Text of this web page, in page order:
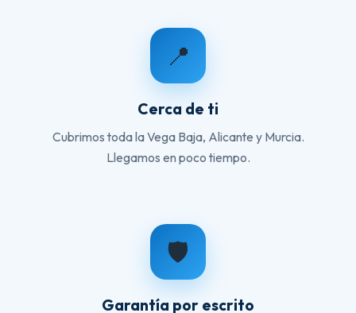
📍
Cerca de ti
Cubrimos toda la Vega Baja, Alicante y Murcia.
Llegamos en poco tiempo.
🛡️
Garantía por escrito